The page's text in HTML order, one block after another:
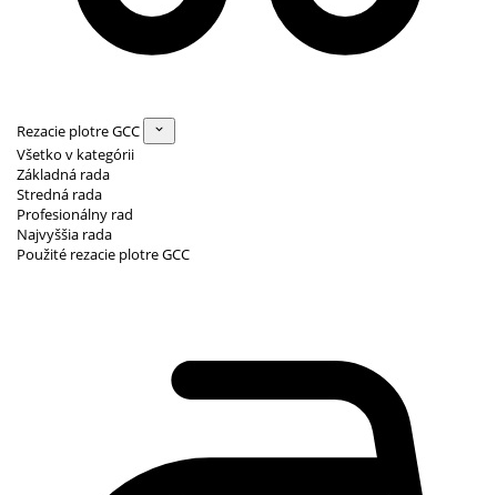
Rezacie plotre GCC
Všetko v kategórii
Základná rada
Stredná rada
Profesionálny rad
Najvyššia rada
Použité rezacie plotre GCC